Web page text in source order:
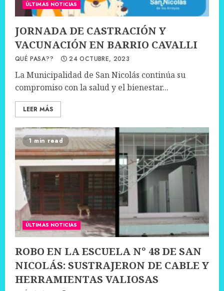
ÚLTIMAS NOTICIAS
JORNADA DE CASTRACIÓN Y
VACUNACIÓN EN BARRIO CAVALLI
QUÉ PASA?? 24 OCTUBRE, 2023
La Municipalidad de San Nicolás continúa su
compromiso con la salud y el bienestar...
LEER MÁS
1 min read
ÚLTIMAS NOTICIAS
ROBO EN LA ESCUELA N° 48 DE SAN
NICOLÁS: SUSTRAJERON DE CABLE Y
HERRAMIENTAS VALIOSAS